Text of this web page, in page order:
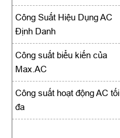
Công Suất Hiệu Dụng AC
Định Danh
Công suất biểu kiến của
Max.AC
Công suất hoạt động AC tối
đa